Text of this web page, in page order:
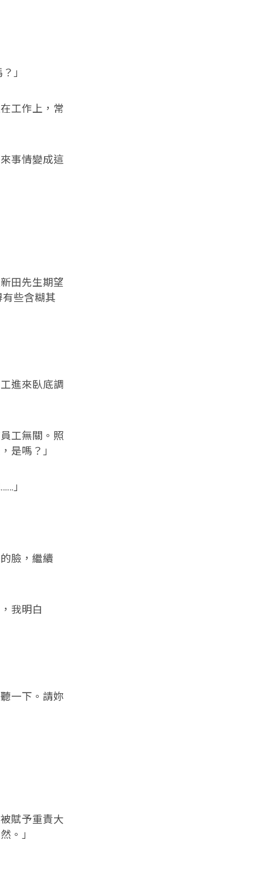
」
工作上，常
事情變成這
田先生期望
些含糊其
進來臥底調
工無關。照
是嗎？」
」
臉，繼續
我明白
一下。請妳
賦予重責大
。」